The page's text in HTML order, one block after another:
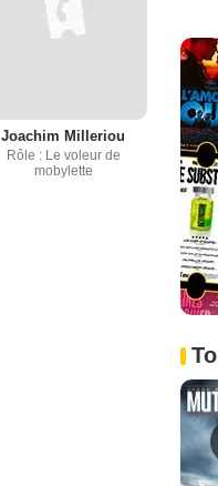
Joachim Milleriou
Rôle : Le voleur de
mobylette